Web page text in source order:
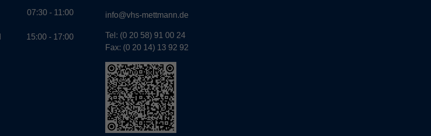
07:30 - 11:00
15:00 - 17:00
info@vhs-mettmann.de
Tel: (0 20 58) 91 00 24
Fax: (0 20 14) 13 92 92